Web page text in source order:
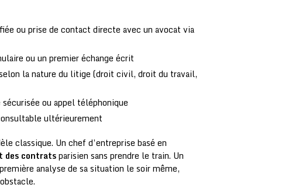
ou prise de contact directe avec un avocat via
ou un premier échange écrit
la nature du litige (droit civil, droit du travail,
ou appel téléphonique
ultérieurement
classique. Un chef d’entreprise basé en
des contratsparisien sans prendre le train. Un
analyse de sa situation le soir même,